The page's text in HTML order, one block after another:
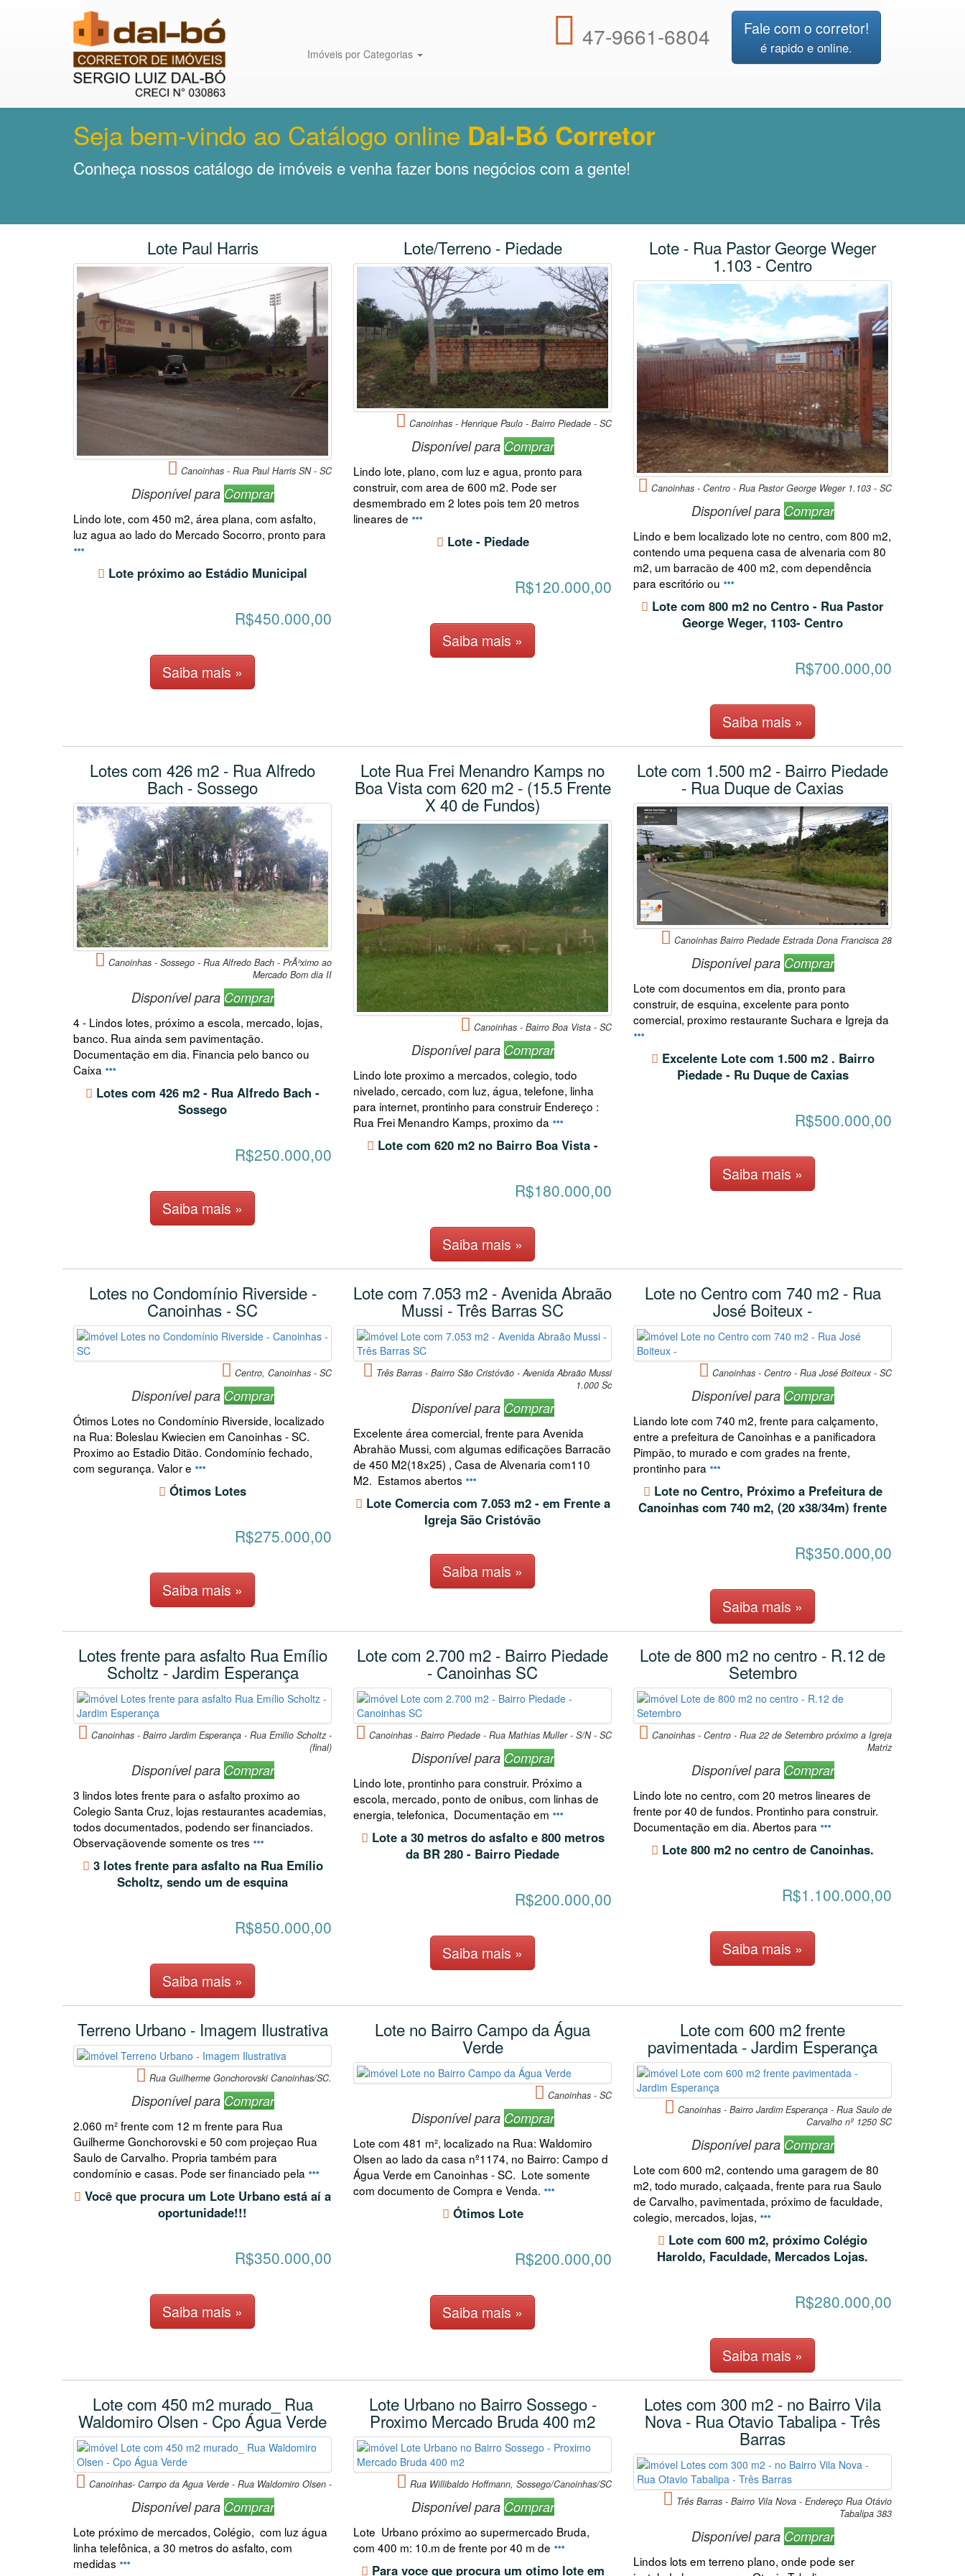
Imóveis por Categorias
47-9661-6804 Fale com o corretor!
é rapido e online.
Seja bem-vindo ao Catálogo online Dal-Bó Corretor
Conheça nossos catálogo de imóveis e venha fazer bons negócios com a gente!
Lote Paul Harris
Canoinhas - Rua Paul Harris SN - SC
Disponível para Comprar
Lindo lote, com 450 m2, área plana, com asfalto,
luz agua ao lado do Mercado Socorro, pronto para
Lote próximo ao Estádio Municipal
R$450.000,00
Saiba mais »
Lote/Terreno - Piedade
Canoinhas - Henrique Paulo - Bairro Piedade - SC
Disponível para Comprar
Lindo lote, plano, com luz e agua, pronto para
construir, com area de 600 m2. Pode ser
desmembrado em 2 lotes pois tem 20 metros
lineares de
Lote - Piedade
R$120.000,00
Saiba mais »
Lote - Rua Pastor George Weger
1.103 - Centro
Canoinhas - Centro - Rua Pastor George Weger 1.103 - SC
Disponível para Comprar
Lindo e bem localizado lote no centro, com 800 m2,
contendo uma pequena casa de alvenaria com 80
m2, um barracão de 400 m2, com dependência
para escritório ou
Lote com 800 m2 no Centro - Rua Pastor
George Weger, 1103- Centro
R$700.000,00
Saiba mais »
Lotes com 426 m2 - Rua Alfredo
Bach - Sossego
Canoinhas - Sossego - Rua Alfredo Bach - PrÃ³ximo ao
Mercado Bom dia II
Disponível para Comprar
4 - Lindos lotes, próximo a escola, mercado, lojas,
banco. Rua ainda sem pavimentação.
Documentação em dia. Financia pelo banco ou
Caixa
Lotes com 426 m2 - Rua Alfredo Bach -
Sossego
R$250.000,00
Saiba mais »
Lote Rua Frei Menandro Kamps no
Boa Vista com 620 m2 - (15.5 Frente
X 40 de Fundos)
Canoinhas - Bairro Boa Vista - SC
Disponível para Comprar
Lindo lote proximo a mercados, colegio, todo
nivelado, cercado, com luz, água, telefone, linha
para internet, prontinho para construir Endereço :
Rua Frei Menandro Kamps, proximo da
Lote com 620 m2 no Bairro Boa Vista -
R$180.000,00
Saiba mais »
Lote com 1.500 m2 - Bairro Piedade
- Rua Duque de Caxias
Canoinhas Bairro Piedade Estrada Dona Francisca 28
Disponível para Comprar
Lote com documentos em dia, pronto para
construir, de esquina, excelente para ponto
comercial, proximo restaurante Suchara e Igreja da
Excelente Lote com 1.500 m2 . Bairro
Piedade - Ru Duque de Caxias
R$500.000,00
Saiba mais »
Lotes no Condomí­nio Riverside -
Canoinhas - SC
Centro, Canoinhas - SC
Disponível para Comprar
Ótimos Lotes no Condomínio Riverside, localizado
na Rua: Boleslau Kwiecien em Canoinhas - SC.
Proximo ao Estadio Ditão. Condomínio fechado,
com segurança. Valor e
Ótimos Lotes
R$275.000,00
Saiba mais »
Lote com 7.053 m2 - Avenida Abraão
Mussi - Três Barras SC
Três Barras - Bairro São Cristóvão - Avenida Abraão Mussi
1.000 Sc
Disponível para Comprar
Excelente área comercial, frente para Avenida
Abrahão Mussi, com algumas edificações Barracão
de 450 M2(18x25) , Casa de Alvenaria com110
M2. Estamos abertos
Lote Comercia com 7.053 m2 - em Frente a
Igreja São Cristóvão
Saiba mais »
Lote no Centro com 740 m2 - Rua
José Boiteux -
Canoinhas - Centro - Rua José Boiteux - SC
Disponível para Comprar
Liando lote com 740 m2, frente para calçamento,
entre a prefeitura de Canoinhas e a panificadora
Pimpão, to murado e com grades na frente,
prontinho para
Lote no Centro, Próximo a Prefeitura de
Canoinhas com 740 m2, (20 x38/34m) frente
R$350.000,00
Saiba mais »
Lotes frente para asfalto Rua Emílio
Scholtz - Jardim Esperança
Canoinhas - Bairro Jardim Esperança - Rua Emilio Scholtz -
(final)
Disponível para Comprar
3 lindos lotes frente para o asfalto proximo ao
Colegio Santa Cruz, lojas restaurantes academias,
todos documentados, podendo ser financiados.
Observaçãovende somente os tres
3 lotes frente para asfalto na Rua Emílio
Scholtz, sendo um de esquina
R$850.000,00
Saiba mais »
Lote com 2.700 m2 - Bairro Piedade
- Canoinhas SC
Canoinhas - Bairro Piedade - Rua Mathias Muller - S/N - SC
Disponível para Comprar
Lindo lote, prontinho para construir. Próximo a
escola, mercado, ponto de onibus, com linhas de
energia, telefonica, Documentação em
Lote a 30 metros do asfalto e 800 metros
da BR 280 - Bairro Piedade
R$200.000,00
Saiba mais »
Lote de 800 m2 no centro - R.12 de
Setembro
Canoinhas - Centro - Rua 22 de Setembro próximo a Igreja
Matriz
Disponível para Comprar
Lindo lote no centro, com 20 metros lineares de
frente por 40 de fundos. Prontinho para construir.
Documentação em dia. Abertos para
Lote 800 m2 no centro de Canoinhas.
R$1.100.000,00
Saiba mais »
Terreno Urbano - Imagem Ilustrativa
Rua Guilherme Gonchorovski Canoinhas/SC.
Disponível para Comprar
2.060 m² frente com 12 m frente para Rua
Guilherme Gonchorovski e 50 com projeçao Rua
Saulo de Carvalho. Propria também para
condomínio e casas. Pode ser financiado pela
Você que procura um Lote Urbano está aí a
oportunidade!!!
R$350.000,00
Saiba mais »
Lote no Bairro Campo da Água
Verde
Canoinhas - SC
Disponível para Comprar
Lote com 481 m², localizado na Rua: Waldomiro
Olsen ao lado da casa nº1174, no Bairro: Campo d
Água Verde em Canoinhas - SC. Lote somente
com documento de Compra e Venda.
Ótimos Lote
R$200.000,00
Saiba mais »
Lote com 600 m2 frente
pavimentada - Jardim Esperança
Canoinhas - Bairro Jardim Esperança - Rua Saulo de
Carvalho nº 1250 SC
Disponível para Comprar
Lote com 600 m2, contendo uma garagem de 80
m2, todo murado, calçaada, frente para rua Saulo
de Carvalho, pavimentada, próximo de faculdade,
colegio, mercados, lojas,
Lote com 600 m2, próximo Colégio
Haroldo, Faculdade, Mercados Lojas.
R$280.000,00
Saiba mais »
Lote com 450 m2 murado_ Rua
Waldomiro Olsen - Cpo Água Verde
Canoinhas- Campo da Agua Verde - Rua Waldomiro Olsen -
Disponível para Comprar
Lote próximo de mercados, Colégio, com luz água
linha telefônica, a 30 metros do asfalto, com
medidas
Lote Urbano no Bairro Sossego -
Proximo Mercado Bruda 400 m2
Rua Willibaldo Hoffmann, Sossego/Canoinhas/SC
Disponível para Comprar
Lote Urbano próximo ao supermercado Bruda,
com 400 m: 10.m de frente por 40 m de
Para voce que procura um otimo lote em
Lotes com 300 m2 - no Bairro Vila
Nova - Rua Otavio Tabalipa - Três
Barras
Três Barras - Bairro Vila Nova - Endereço Rua Otávio
Tabalipa 383
Disponível para Comprar
Lindos lots em terreno plano, onde pode ser